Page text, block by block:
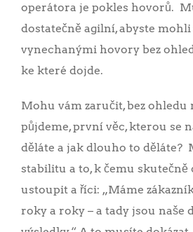
operátora je pokles hovorů.
dostatečně agilní, abyste
vynechanými hovory bez
ke které dojde.
Mohu vám zaručit, bez ohledu
půjdeme, první věc, kterou se
děláte a jak dlouho to děláte?
stabilitu a to, k čemu skutečně
ustoupit a říci: „Máme
roky a roky – a tady jsou naše